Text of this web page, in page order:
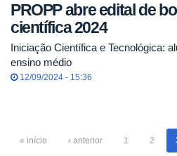
PROPP abre edital de
científica 2024
Iniciação Científica e Tecnológica:
ensino médio
12/09/2024 - 15:36
« início ‹ anterior 1 2